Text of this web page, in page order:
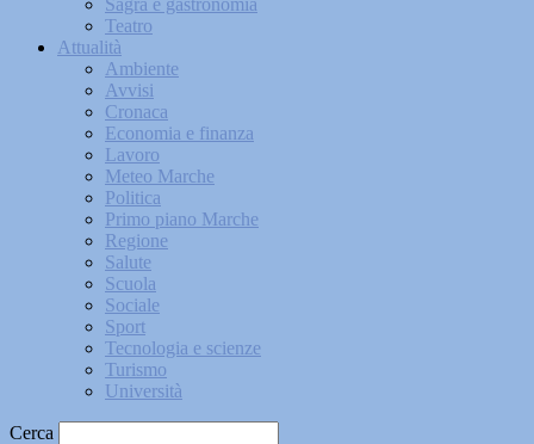
Sagra e gastronomia
Teatro
Attualità
Ambiente
Avvisi
Cronaca
Economia e finanza
Lavoro
Meteo Marche
Politica
Primo piano Marche
Regione
Salute
Scuola
Sociale
Sport
Tecnologia e scienze
Turismo
Università
Cerca